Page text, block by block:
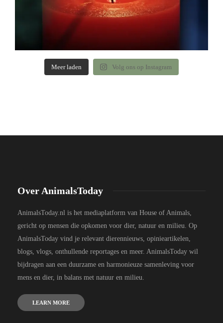
Meer laden Volg ons op Instagram
Over AnimalsToday
AnimalsToday.nl is het mediaplatform van House of Animals,
gericht op mensen die opkomen voor dier, natuur en milieu. Op
AnimalsToday vind je relevant dierennieuws, opinieartikelen,
blogs, vlogs, onthullende reportages en meer. AnimalsToday wil
bijdragen aan een duurzame en harmonieuze samenleving voor
mens en dier, in balans met natuur en milieu.
LEARN MORE